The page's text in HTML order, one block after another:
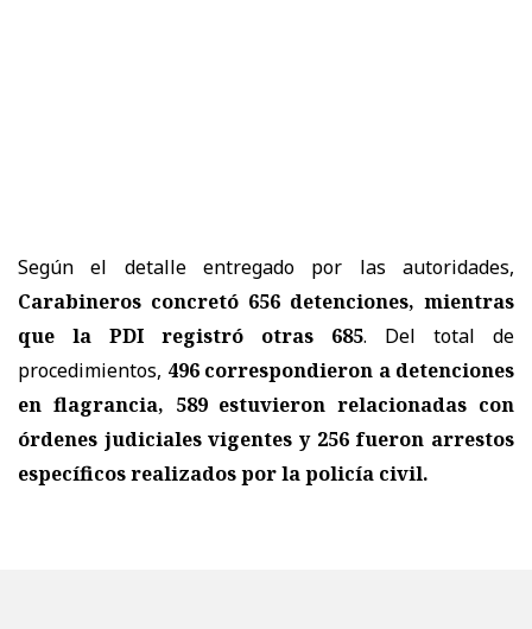
Según el detalle entregado por las autoridades,
Carabineros concretó 656 detenciones, mientras
que la PDI registró otras 685. Del total de
procedimientos, 496 correspondieron a detenciones
en flagrancia, 589 estuvieron relacionadas con
órdenes judiciales vigentes y 256 fueron arrestos
específicos realizados por la policía civil.